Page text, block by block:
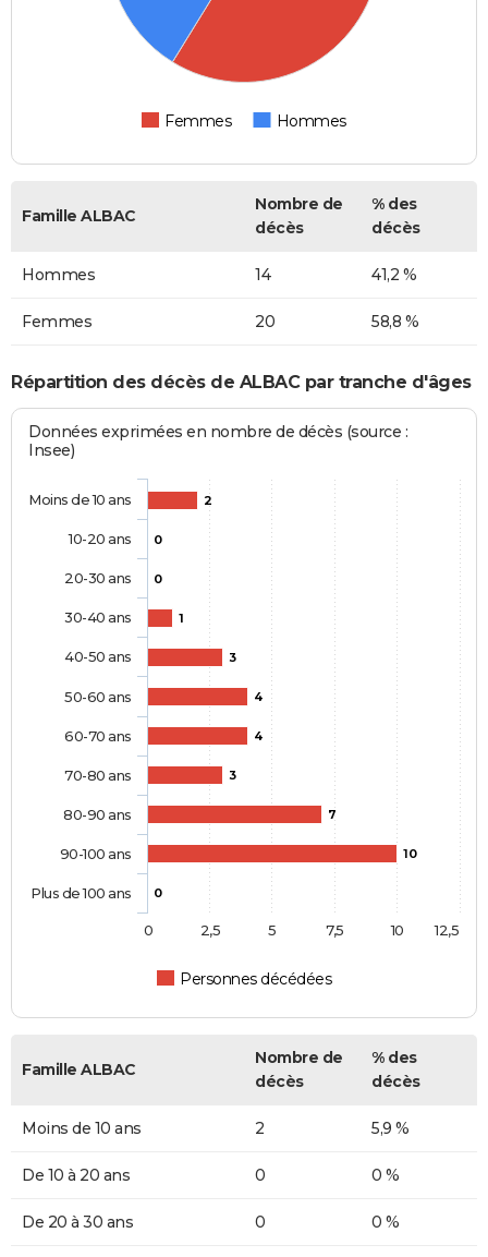
Femmes Hommes
Famille ALBAC
Nombre de
décès
% des
décès
Hommes 14 41,2 %
Femmes 20 58,8 %
Répartition des décès de ALBAC par tranche d'âges
Données exprimées en nombre de décès (source :
Insee)
2
0
0
1
3
4
4
3
7
10
0
Personnes décédées
Moins de 10 ans
10-20 ans
20-30 ans
30-40 ans
40-50 ans
50-60 ans
60-70 ans
70-80 ans
80-90 ans
90-100 ans
Plus de 100 ans
0 10
2,5 5 7,5 12,5
Famille ALBAC
Nombre de
décès
% des
décès
Moins de 10 ans 2 5,9 %
De 10 à 20 ans 0 0 %
De 20 à 30 ans 0 0 %